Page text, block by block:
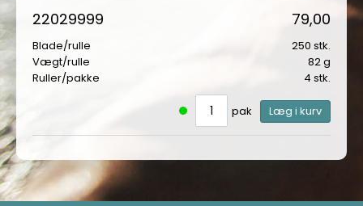
22029999
Blade/rulle
250 stk.
Vægt/rulle
82 g
Ruller/pakke
4 stk.
79,00
pak Læg i kurv